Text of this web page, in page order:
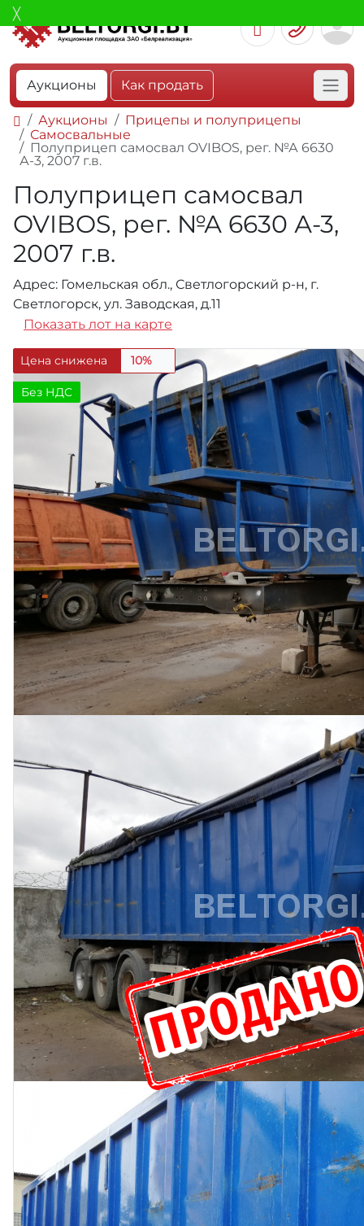
Аукционы Как продать
Аукционы
Прицепы и полуприцепы
Самосвальные
Полуприцеп самосвал OVIBOS, рег. №А 6630
А-3, 2007 г.в.
Полуприцеп самосвал
OVIBOS, рег. №А 6630 А-3,
2007 г.в.
Адрес: Гомельская обл., Светлогорский р-н, г.
Светлогорск, ул. Заводская, д.11
Показать лот на карте
Цена снижена 10%
Без НДС